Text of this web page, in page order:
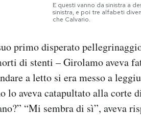
E questi vanno da sinistra a
sinistra, e poi tre alfabeti
che Calvario.
primo disperato
di stenti – Girolamo aveva
a letto si era messo a
lo aveva catapultato alla corte
“Mi sembra di sì”, aveva